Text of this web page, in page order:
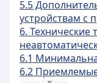
5.5
устройствам с
6. Технические
6.1
6.2